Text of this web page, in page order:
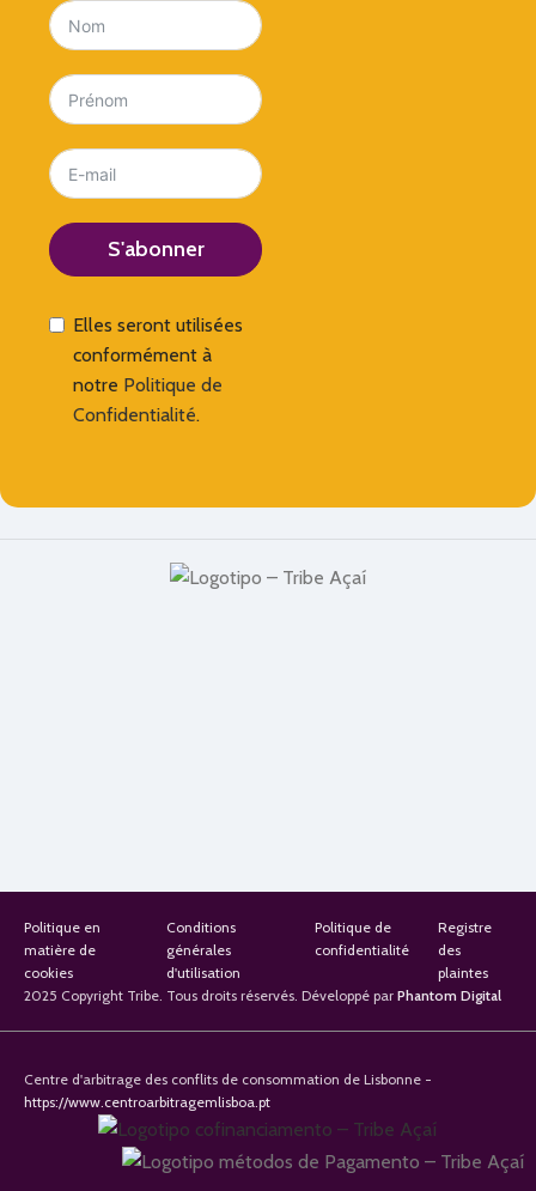
S'abonner
Elles seront utilisées
conformément à
notre Politique de
Confidentialité.
2025 Copyright Tribe. Tous droits réservés. Développé par Phantom Digital
Politique en
matière de
cookies
Conditions
générales
d'utilisation
Politique de
confidentialité
Registre
des
plaintes
Centre d'arbitrage des conflits de consommation de Lisbonne -
https://www.centroarbitragemlisboa.pt